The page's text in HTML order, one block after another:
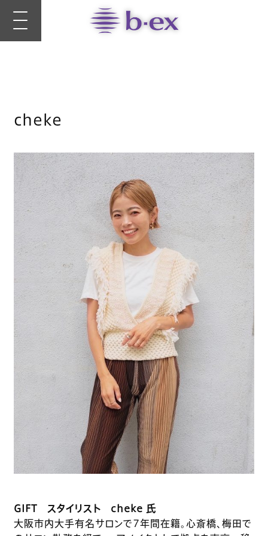
cheke
GIFT スタイリスト cheke 氏
大阪市内大手有名サロンで7年間在籍。心斎橋、梅田で